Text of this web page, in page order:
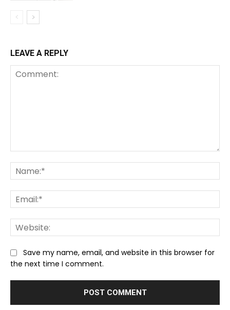
LEAVE A REPLY
Save my name, email, and website in this browser for
the next time I comment.